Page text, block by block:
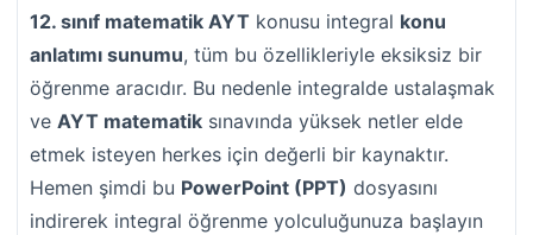
12. sınıf matematik AYT konusu integral konu
anlatımı sunumu, tüm bu özellikleriyle eksiksiz bir
öğrenme aracıdır. Bu nedenle integralde ustalaşmak
ve AYT matematik sınavında yüksek netler elde
etmek isteyen herkes için değerli bir kaynaktır.
Hemen şimdi bu PowerPoint (PPT) dosyasını
indirerek integral öğrenme yolculuğunuza başlayın